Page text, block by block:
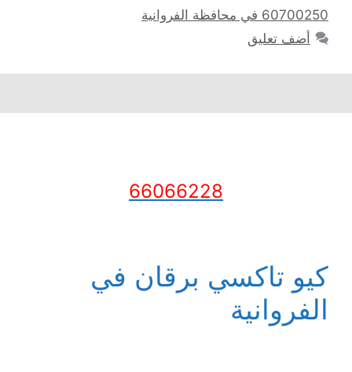
60700250 في محافظة الفروانية
أضف تعليق
66066228
كيو تاكسي برقان في
الفروانية